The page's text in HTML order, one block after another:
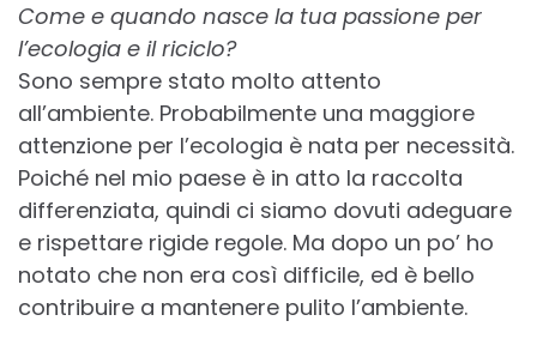
Come e quando nasce la tua passione per
l’ecologia e il riciclo?
Sono sempre stato molto attento
all’ambiente. Probabilmente una maggiore
attenzione per l’ecologia è nata per necessità.
Poiché nel mio paese è in atto la raccolta
differenziata, quindi ci siamo dovuti adeguare
e rispettare rigide regole. Ma dopo un po’ ho
notato che non era così difficile, ed è bello
contribuire a mantenere pulito l’ambiente.